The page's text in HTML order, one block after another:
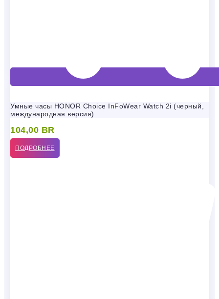
Умные часы HONOR Choice InFoWear Watch 2i (черный,
международная версия)
104,00 BR
ПОДРОБНЕЕ